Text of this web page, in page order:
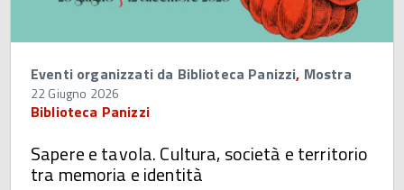
Eventi organizzati da Biblioteca Panizzi, Mostra
22 Giugno 2026
Biblioteca Panizzi
Sapere e tavola. Cultura, società e territorio
tra memoria e identità